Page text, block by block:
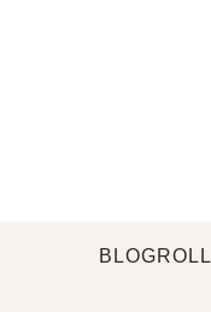
BLOGROLL